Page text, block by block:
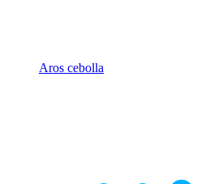
Aros cebolla